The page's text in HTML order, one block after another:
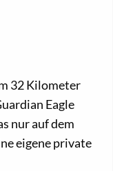
32 Kilometer
Eagle
nur auf dem
eigene private